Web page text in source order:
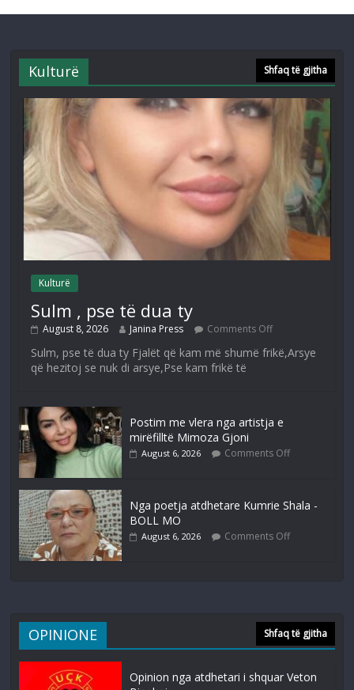
Kulturë Shfaq të gjitha
Kulturë
Sulm , pse të dua ty
August 8, 2026 Janina Press Comments Off
Sulm, pse të dua ty Fjalët që kam më shumë frikë,Arsye
që hezitoj se nuk di arsye,Pse kam frikë të
Postim me vlera nga artistja e
mirëfilltë Mimoza Gjoni
August 6, 2026 Comments Off
Nga poetja atdhetare Kumrie Shala -
BOLL MO
August 6, 2026 Comments Off
OPINIONE Shfaq të gjitha
Opinion nga atdhetari i shquar Veton